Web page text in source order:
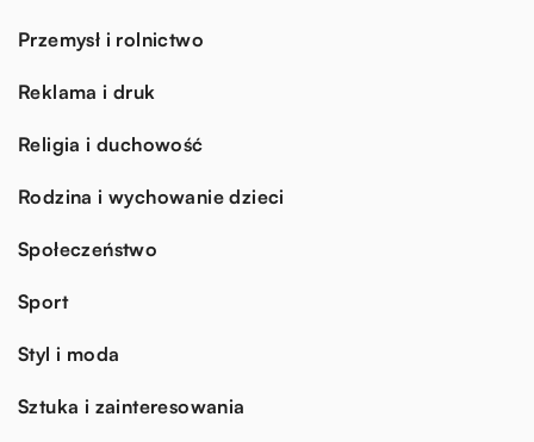
Przemysł i rolnictwo
Reklama i druk
Religia i duchowość
Rodzina i wychowanie dzieci
Społeczeństwo
Sport
Styl i moda
Sztuka i zainteresowania